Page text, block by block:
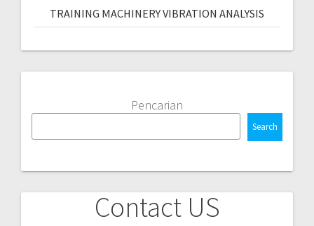
TRAINING MACHINERY VIBRATION ANALYSIS
Pencarian
Search
Contact US